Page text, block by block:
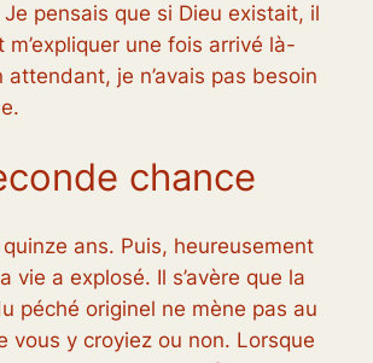
pensais que si Dieu existait, il
m’expliquer une fois arrivé là-
attendant, je n’avais pas besoin
chance
ans. Puis, heureusement
vie a explosé. Il s’avère que la
péché originel ne mène pas au
vous y croyiez ou non. Lorsque